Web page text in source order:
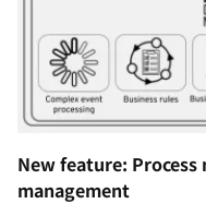
New feature: Process
management